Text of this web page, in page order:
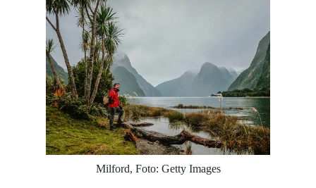
Milford, Foto: Getty Images